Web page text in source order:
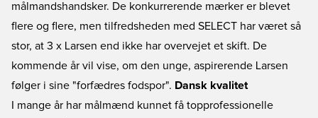
målmandshandsker. De konkurrerende mærker er blevet
flere og flere, men tilfredsheden med SELECT har været så
stor, at 3 x Larsen end ikke har overvejet et skift. De
kommende år vil vise, om den unge, aspirerende Larsen
følger i sine "forfædres fodspor". Dansk kvalitet
I mange år har målmænd kunnet få topprofessionelle